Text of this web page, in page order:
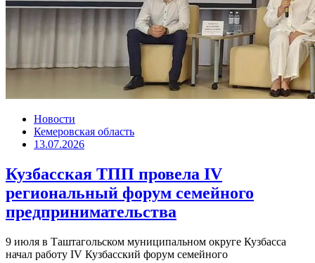
Новости
Кемеровская область
13.07.2026
Кузбасская ТПП провела IV
региональный форум семейного
предпринимательства
9 июля в Таштагольском муниципальном округе Кузбасса
начал работу IV Кузбасский форум семейного